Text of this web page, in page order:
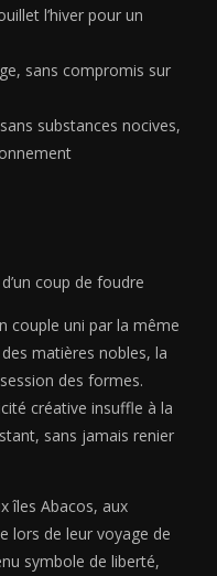
l’hiver pour un
sans compromis sur
substances nocives,
coup de foudre
couple uni par la même
matières nobles, la
des formes.
créative insuffle à la
sans jamais renier
îles Abacos, aux
lors de leur voyage de
symbole de liberté,